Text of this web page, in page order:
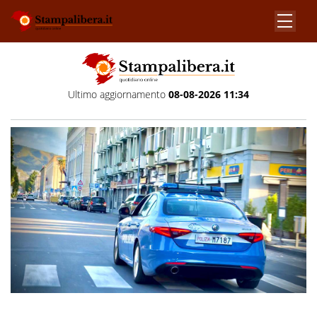
Ultimo aggiornamento 08-08-2026 11:34